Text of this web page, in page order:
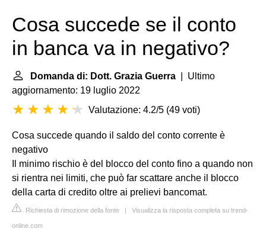
Cosa succede se il conto
in banca va in negativo?
Domanda di: Dott. Grazia Guerra | Ultimo
aggiornamento: 19 luglio 2022
Valutazione: 4.2/5 (49 voti)
Cosa succede quando il saldo del conto corrente è
negativo
Il minimo rischio è del blocco del conto fino a quando non
si rientra nei limiti, che può far scattare anche il blocco
della carta di credito oltre ai prelievi bancomat.
Richiesta di rimozione della fonte | Visualizza la risposta completa su trend-
online.com